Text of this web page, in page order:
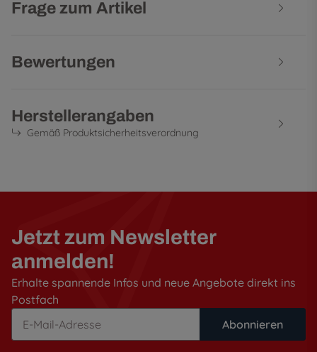
Frage zum Artikel
Bewertungen
Herstellerangaben
Gemäß Produktsicherheitsverordnung
Jetzt zum Newsletter
anmelden!
Erhalte spannende Infos und neue Angebote direkt ins
Postfach
Abonnieren